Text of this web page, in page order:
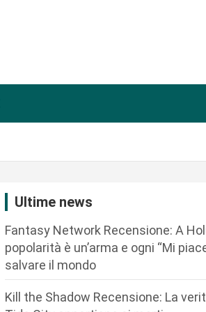
Ultime news
Fantasy Network Recensione: A
popolarità è un’arma e ogni “Mi
salvare il mondo
Kill the Shadow Recensione: La